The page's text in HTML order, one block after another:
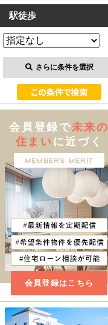
駅徒歩
さらに条件を選択
会員登録で未来の
住まい に近づく
会員登録はこちら